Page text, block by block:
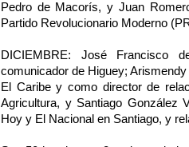
Pedro de Macorís, y Juan
Partido Revolucionario Moderno
DICIEMBRE: José Francisco
comunicador de Higuey;
El Caribe y como director de
Agricultura, y Santiago González
Hoy y El Nacional en Santiago, y